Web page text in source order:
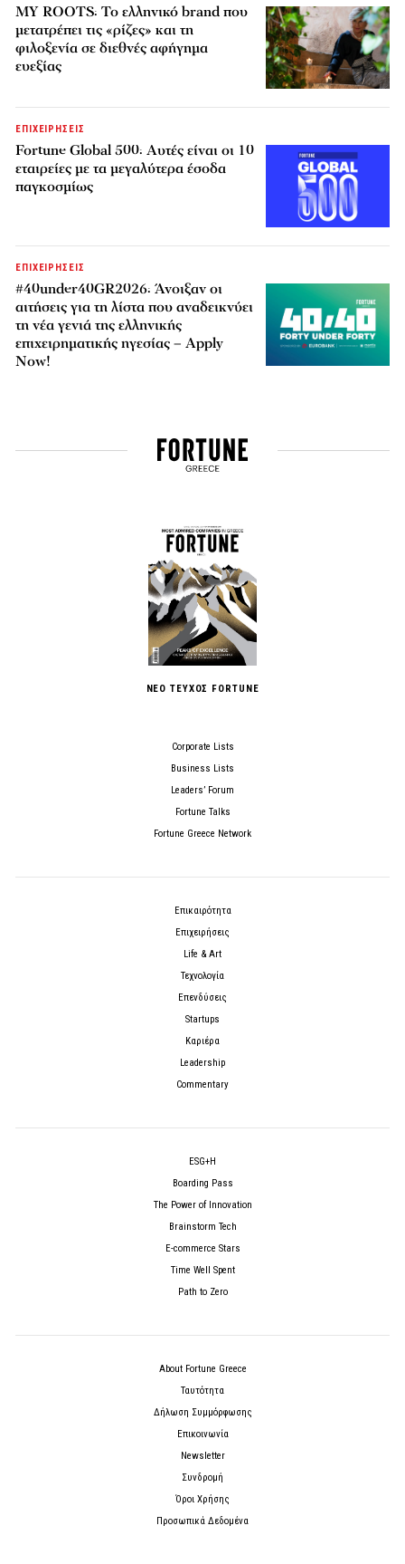
MY ROOTS: Το ελληνικό brand που
μετατρέπει τις «ρίζες» και τη
φιλοξενία σε διεθνές αφήγημα
ευεξίας
ΕΠΙΧΕΙΡΗΣΕΙΣ
Fortune Global 500: Αυτές είναι οι 10
εταιρείες με τα μεγαλύτερα έσοδα
παγκοσμίως
ΕΠΙΧΕΙΡΗΣΕΙΣ
#40under40GR2026: Άνοιξαν οι
αιτήσεις για τη λίστα που αναδεικνύει
τη νέα γενιά της ελληνικής
επιχειρηματικής ηγεσίας – Apply
Now!
ΝΕΟ ΤΕΥΧΟΣ FORTUNE
Corporate Lists
Business Lists
Leaders’ Forum
Fortune Talks
Fortune Greece Network
Επικαιρότητα
Επιχειρήσεις
Life & Art
Τεχνολογία
Επενδύσεις
Startups
Καριέρα
Leadership
Commentary
ESG+H
Boarding Pass
The Power of Innovation
Brainstorm Tech
E-commerce Stars
Time Well Spent
Path to Zero
About Fortune Greece
Ταυτότητα
Δήλωση Συμμόρφωσης
Επικοινωνία
Newsletter
Συνδρομή
Όροι Χρήσης
Προσωπικά Δεδομένα